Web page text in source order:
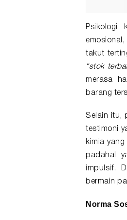
Psikologi
takut
“stok
merasa
barang
Selain itu,
testimoni
kimia
padahal
impulsif.
bermain
Norma